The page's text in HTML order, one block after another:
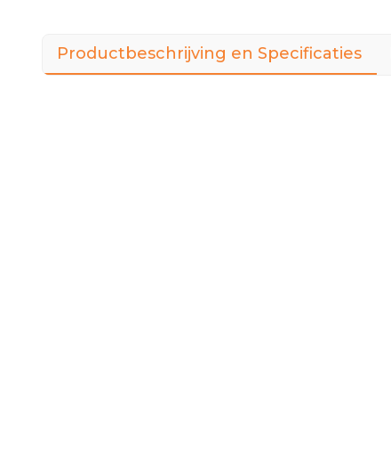
Productbeschrijving en Specificaties